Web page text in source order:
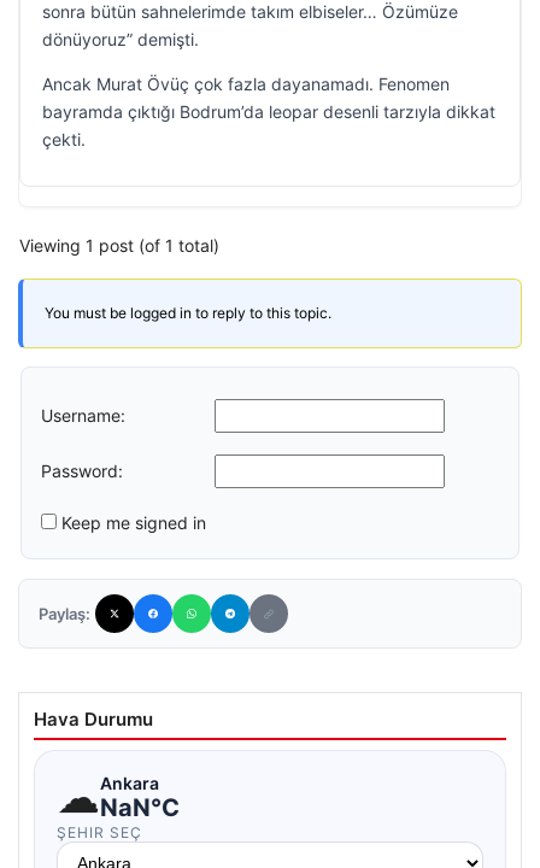
sonra bütün sahnelerimde takım elbiseler… Özümüze
dönüyoruz” demişti.
Ancak Murat Övüç çok fazla dayanamadı. Fenomen
bayramda çıktığı Bodrum’da leopar desenli tarzıyla dikkat
çekti.
Viewing 1 post (of 1 total)
You must be logged in to reply to this topic.
Username:
Password:
Keep me signed in
Paylaş:
Hava Durumu
☁Ankara
NaN°C
ŞEHIR SEÇ